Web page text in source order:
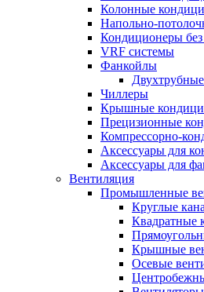
Колонные
Напольно-
Кондиционеры
VRF системы
Фанкойлы
Чиллеры
Крышные
Прецизионные
Компрессорно-
Аксессуары для
Аксессуары для
Вентиляция
Промышленные
Круглые
Квадратные
Крышные
Осевые